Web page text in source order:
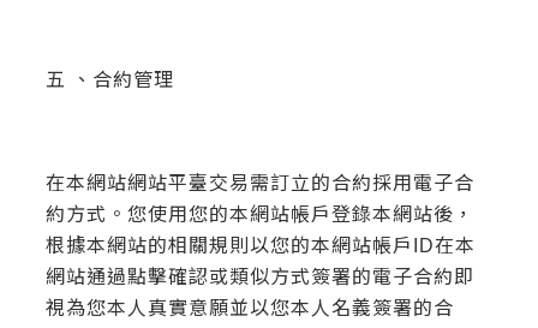
五 、合約管理
在本網站網站平臺交易需訂立的合約採用電子合
約方式。您使用您的本網站帳戶登錄本網站後，
根據本網站的相關規則以您的本網站帳戶ID在本
網站通過點擊確認或類似方式簽署的電子合約即
視為您本人真實意願並以您本人名義簽署的合